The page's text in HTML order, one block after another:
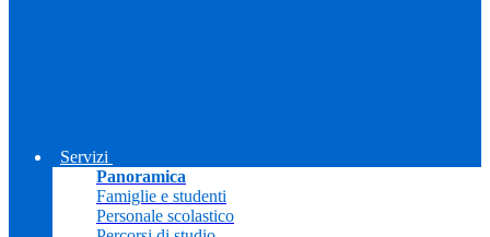
Servizi
Panoramica
Famiglie e studenti
Personale scolastico